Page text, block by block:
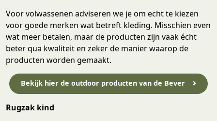
Voor volwassenen adviseren we je om echt te kiezen
voor goede merken wat betreft kleding. Misschien even
wat meer betalen, maar de producten zijn vaak écht
beter qua kwaliteit en zeker de manier waarop de
producten worden gemaakt.
Bekijk hier de outdoor producten van de Bever
Rugzak kind